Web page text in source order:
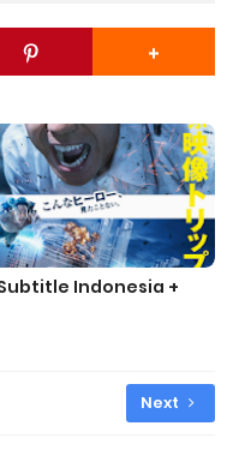
Indonesia +
Next